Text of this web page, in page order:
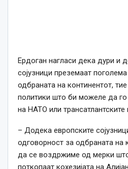
Ердоган нагласи дека дури и
сојузници преземаат
одбраната на континентот,
политики што би можеле да
на НАТО или трансатлантските
– Додека европските
одговорност за одбраната на
да се воздржиме од мерки
поткопаат кохезијата на